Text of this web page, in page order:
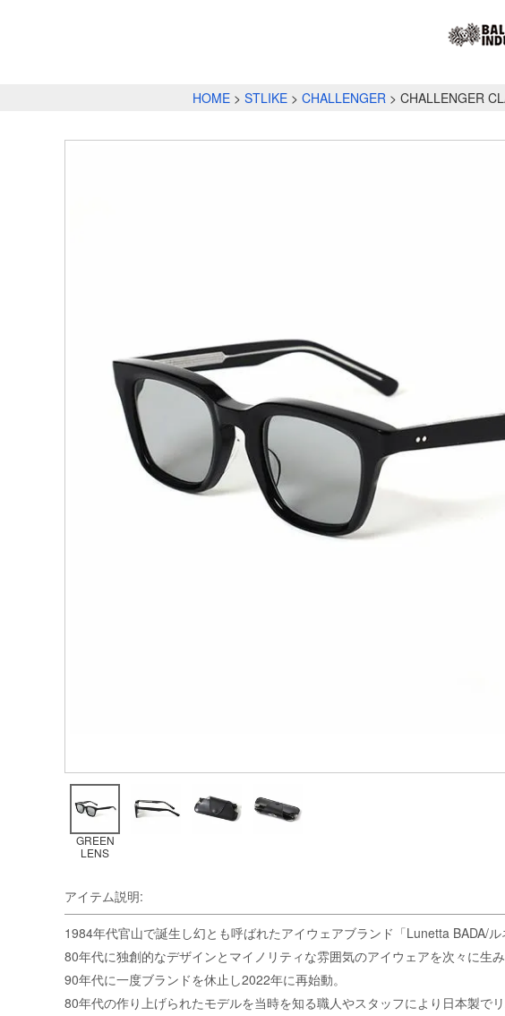
HOME STLIKE CHALLENGER CHALLENGER
GREEN
LENS
アイテム説明:
1984年代官山で誕生し幻とも呼ばれたアイウェアブランド「Lunetta BADA/ル
80年代に独創的なデザインとマイノリティな雰囲気のアイウェアを次々に生
90年代に一度ブランドを休止し2022年に再始動。
80年代の作り上げられたモデルを当時を知る職人やスタッフにより日本製で